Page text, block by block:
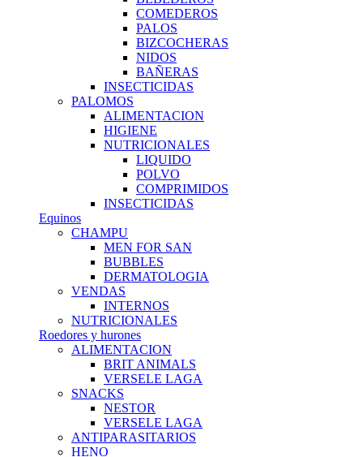
COMEDEROS
PALOS
BIZCOCHERAS
NIDOS
BAÑERAS
INSECTICIDAS
PALOMOS
ALIMENTACION
HIGIENE
NUTRICIONALES
LIQUIDO
POLVO
COMPRIMIDOS
INSECTICIDAS
Equinos
CHAMPU
MEN FOR SAN
BUBBLES
DERMATOLOGIA
VENDAS
INTERNOS
NUTRICIONALES
Roedores y hurones
ALIMENTACION
BRIT ANIMALS
VERSELE LAGA
SNACKS
NESTOR
VERSELE LAGA
ANTIPARASITARIOS
HENO